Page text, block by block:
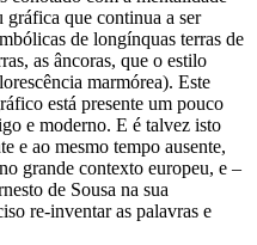
que continua a ser
de longínquas terras de
as âncoras, que o estilo
marmórea). Este
está presente um pouco
e moderno. E é talvez isto
e ao mesmo tempo ausente,
grande contexto europeu, e –
de Sousa na sua
re-inventar as palavras e